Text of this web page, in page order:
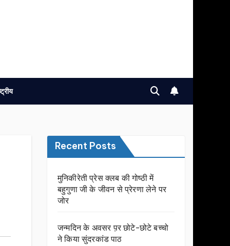
Recent Posts
मुनिकीरेती प्रेस क्लब की गोष्ठी में
बहुगुणा जी के जीवन से प्रेरणा लेने पर
जोर
जन्मदिन के अवसर प़र छोटे-छोटे बच्चो
ने किया सुंदरकांड पाठ